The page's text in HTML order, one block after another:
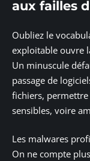
aux failles
Oubliez le
exploitable ouvre
Un minuscule
passage de
fichiers,
sensibles, voire
Les malwares
On ne compte